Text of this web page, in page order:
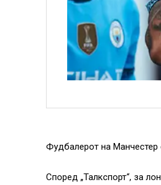
Фудбалерот на Манчестер
Според „Талкспорт“, за